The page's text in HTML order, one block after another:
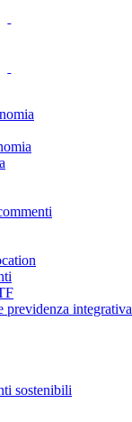
previdenza integrativa
sostenibili